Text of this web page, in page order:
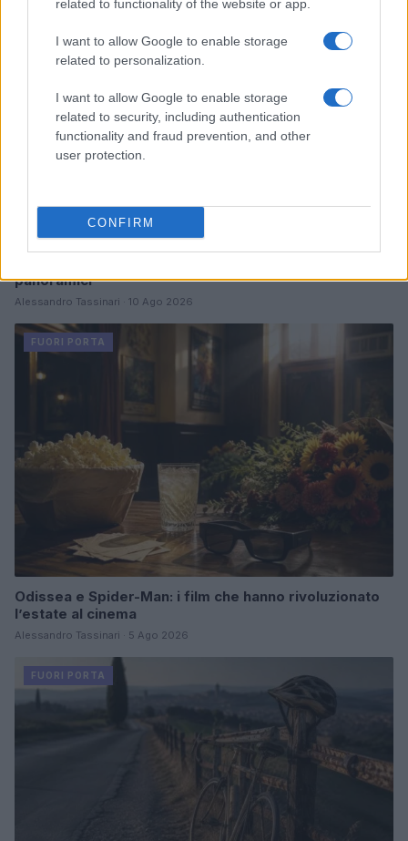
related to functionality of the website or app.
I want to allow Google to enable storage
related to personalization.
I want to allow Google to enable storage
related to security, including authentication
functionality and fraud prevention, and other
user protection.
CONFIRM
FUORI PORTA
panoramici
Alessandro Tassinari · 10 Ago 2026
FUORI PORTA
Odissea e Spider-Man: i film che hanno rivoluzionato
l’estate al cinema
Alessandro Tassinari · 5 Ago 2026
FUORI PORTA